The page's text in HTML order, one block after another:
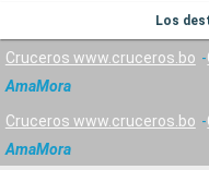
Los
Cruceros www.cruceros.bo
AmaMora
Cruceros www.cruceros.bo
AmaMora